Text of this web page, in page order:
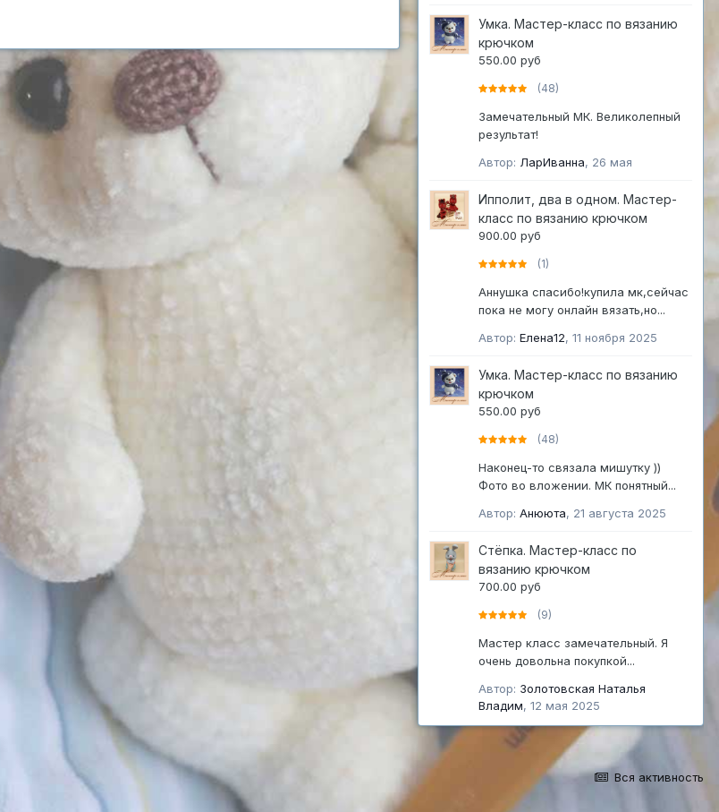
Умка. Мастер-класс по вязанию
крючком
550.00 руб
(48)
Замечательный МК. Великолепный
результат!
Автор: ЛарИванна, 26 мая
Ипполит, два в одном. Мастер-
класс по вязанию крючком
900.00 руб
(1)
Аннушка спасибо!купила мк,сейчас
пока не могу онлайн вязать,но...
Автор: Елена12, 11 ноября 2025
Умка. Мастер-класс по вязанию
крючком
550.00 руб
(48)
Наконец-то связала мишутку ))
Фото во вложении. МК понятный...
Автор: Анююта, 21 августа 2025
Стёпка. Мастер-класс по
вязанию крючком
700.00 руб
(9)
Мастер класс замечательный. Я
очень довольна покупкой...
Автор: Золотовская Наталья
Владим, 12 мая 2025
Вся активность